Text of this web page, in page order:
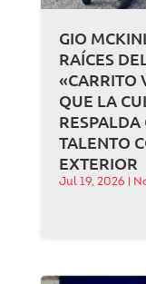
GIO
RAÍCES
«CARRITO
QUE LA
TALENTO
EXTERIOR
Jul 19, 2026